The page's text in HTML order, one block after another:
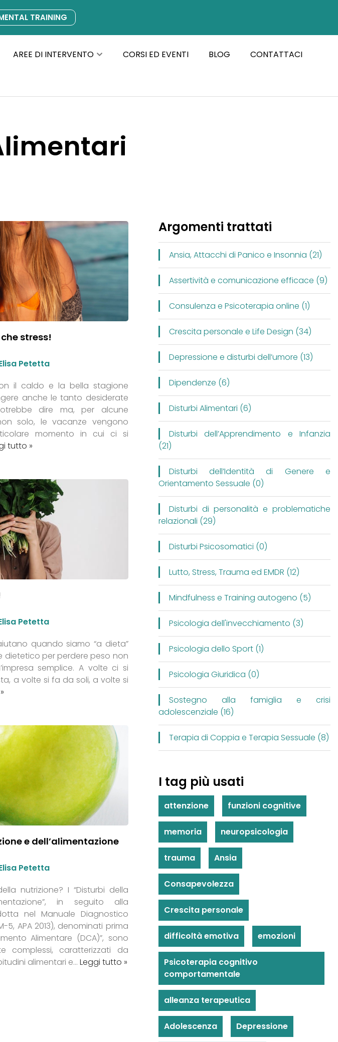
TRAINING
AREE DI INTERVENTO CORSI ED EVENTI BLOG
CONTATTACI
stress!
Petetta
il caldo e la bella stagione
anche le tanto desiderate
dire ma, per alcune
solo, le vacanze vengono
momento in cui ci si
tutto »
Petetta
quando siamo “a dieta”
dietetico per perdere peso non
semplice. A volte ci si
a volte si fa da soli, a volte si
e dell’alimentazione
Petetta
nutrizione? I “Disturbi della
in seguito alla
nel Manuale Diagnostico
5, APA 2013), denominati prima
Alimentare (DCA)”, sono
complessi, caratterizzati da
alimentari e…Leggi tutto »
Argomenti trattati
Ansia, Attacchi di Panico e Insonnia (21)
Assertività e comunicazione efficace (9)
Consulenza e Psicoterapia online (1)
Crescita personale e Life Design (34)
Depressione e disturbi dell’umore (13)
Dipendenze (6)
Disturbi Alimentari (6)
Disturbi dell’Apprendimento e Infanzia
(21)
Disturbi dell’Identità di Genere e
Orientamento Sessuale (0)
Disturbi di personalità e problematiche
relazionali (29)
Disturbi Psicosomatici (0)
Lutto, Stress, Trauma ed EMDR (12)
Mindfulness e Training autogeno (5)
Psicologia dell'invecchiamento (3)
Psicologia dello Sport (1)
Psicologia Giuridica (0)
Sostegno alla famiglia e crisi
adolescenziale (16)
Terapia di Coppia e Terapia Sessuale (8)
I tag più usati
attenzione funzioni cognitive
memoria neuropsicologia
trauma Ansia
Consapevolezza
Crescita personale
difficoltà emotiva emozioni
Psicoterapia cognitivo
comportamentale
alleanza terapeutica
Adolescenza Depressione